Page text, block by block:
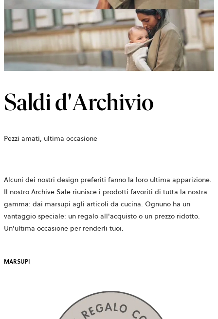
Saldi d'Archivio
Pezzi amati, ultima occasione
Alcuni dei nostri design preferiti fanno la loro ultima apparizione.
Il nostro Archive Sale riunisce i prodotti favoriti di tutta la nostra
gamma: dai marsupi agli articoli da cucina. Ognuno ha un
vantaggio speciale: un regalo all'acquisto o un prezzo ridotto.
Un'ultima occasione per renderli tuoi.
MARSUPI